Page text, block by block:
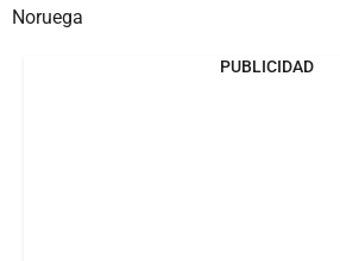
Noruega
PUBLICIDAD